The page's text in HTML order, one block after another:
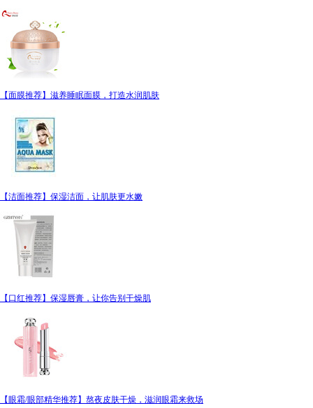
【面膜推荐】滋养睡眠面膜，打造水润肌肤
【洁面推荐】保湿洁面，让肌肤更水嫩
【口红推荐】保湿唇膏，让你告别干燥肌
【眼霜/眼部精华推荐】熬夜皮肤干燥，滋润眼霜来救场